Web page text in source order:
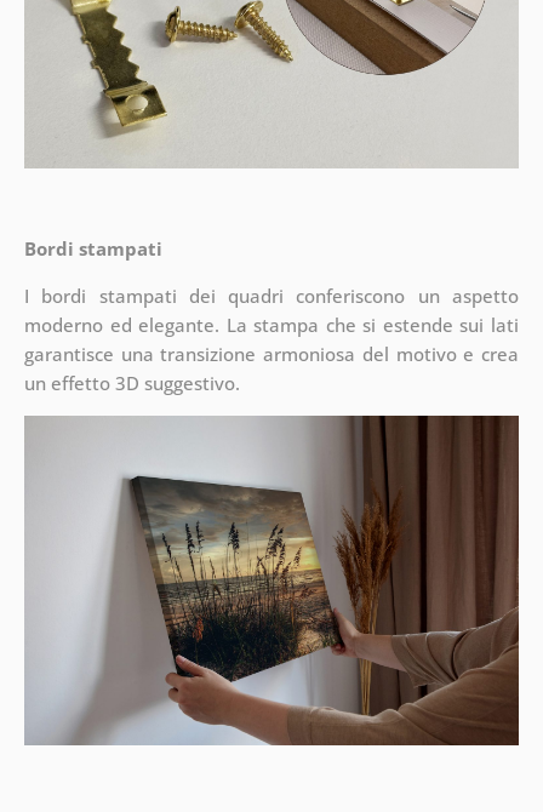
Bordi stampati
I bordi stampati dei quadri conferiscono un aspetto
moderno ed elegante. La stampa che si estende sui lati
garantisce una transizione armoniosa del motivo e crea
un effetto 3D suggestivo.